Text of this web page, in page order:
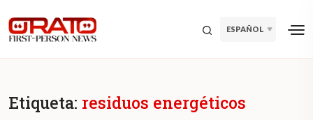
ESPAÑOL
Etiqueta: residuos energéticos